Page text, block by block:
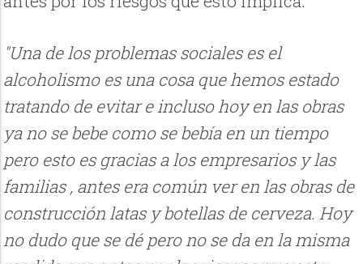
"Una de los problemas sociales es el
alcoholismo es una cosa que hemos estado
tratando de evitar e incluso hoy en las obras
ya no se bebe como se bebía en un tiempo
pero esto es gracias a los empresarios y las
familias , antes era común ver en las obras de
construcción latas y botellas de cerveza. Hoy
no dudo que se dé pero no se da en la misma